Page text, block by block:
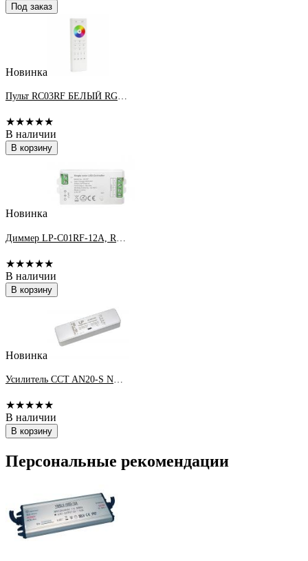
Под заказ
Новинка
Пульт RC03RF БЕЛЫЙ RGB/RGBW/RGBCCT на 4 зоны
★★★★★
В наличии
В корзину
Новинка
★★★★★
В наличии
В корзину
Новинка
Усилитель CCT AN20-S NANO 16A LedsPower
★★★★★
В наличии
В корзину
Персональные рекомендации